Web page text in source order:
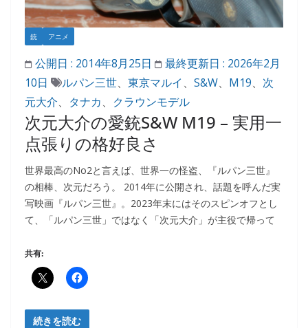
銃 アニメ
公開日 : 2014年8月25日 最終更新日 : 2026年2月
10日
ルパン三世、 東京マルイ 、 S&W、 M19、 次
元大介、 タナカ、 クラウンモデル
次元大介の愛銃S&W M19 – 実用一
点張りの格好良さ
世界最高のNo2と言えば、世界一の怪盗、『ルパン三世』
の相棒、次元だろう。 2014年に公開され、話題を呼んだ実
写映画『ルパン三世』。2023年末にはそのスピンオフとし
て、「ルパン三世」ではなく「次元大介」が主役で帰って
共有:
続きを読む